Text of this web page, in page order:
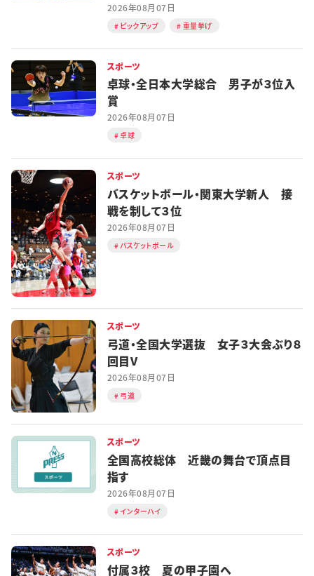
2026年08月07日
ピックアップ 重量挙げ
スポーツ
卓球・全日本大学総合 男子が３位入
賞
2026年08月07日
卓球
スポーツ
バスケットボール・関東大学新人 接
戦を制して３位
2026年08月07日
バスケットボール
スポーツ
弓道・全国大学選抜 女子３大会ぶり８
回目V
2026年08月07日
弓道
スポーツ
全国高校総体 近畿の舞台で頂点目
指す
2026年08月07日
インターハイ
スポーツ
付属３校 夏の甲子園へ